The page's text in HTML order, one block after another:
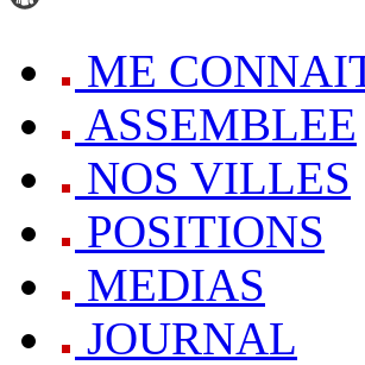
ME
ASSEMBLEE
NOS VILLES
POSITIONS
MEDIAS
JOURNAL